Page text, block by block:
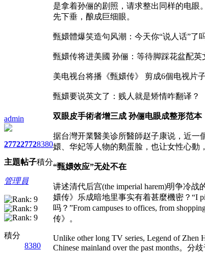
admin
2772
主題
2772
帖子
8380
積分
管理員
積分
8380
是拿着孙俪的剧照，请求整出同样的电
先下垂，酿成巨细眼。
甄嬛體爆笑造句风潮：今天你“说人话”了
甄嬛传将进美國 孙俪：等待脚踩花盆配英
美电视台将播《甄嬛传》 剪成6個电视片子
甄嬛要说英文了：贱人就是矫情咋翻译？
双眼皮手術者增三成 孙俪电眼成整形范本
据台灣开業醫美诊所醫師赵子康说，近一
嬛、华妃等人物的鹅蛋脸，也让女性心動
“甄嬛效应”无处不在
讲述清代后宫(the imperial harem)明争冷
嬛传》乐成暗地里事实有着甚麼機密？“I
吗？”From campuses to offices, from
传》。
Unlike other long TV series, Legend of Zhen
Chinese mainland over the past months